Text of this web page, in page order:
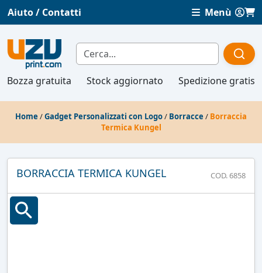
Aiuto / Contatti Menù
Bozza gratuita Stock aggiornato Spedizione gratis
Home /Gadget Personalizzati con Logo/ Borracce / Borraccia
Termica Kungel
BORRACCIA TERMICA KUNGEL COD. 6858